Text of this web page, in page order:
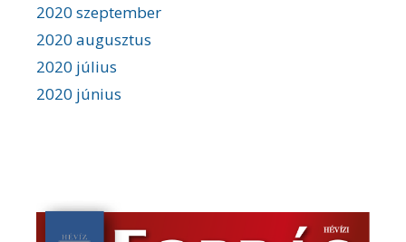
2020 szeptember
2020 augusztus
2020 július
2020 június